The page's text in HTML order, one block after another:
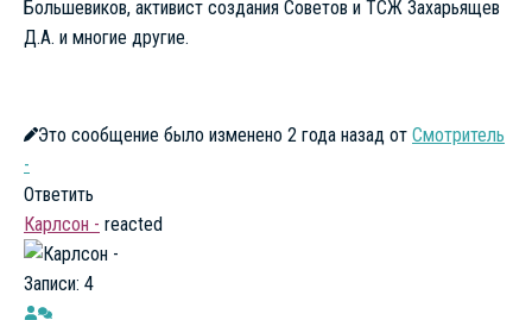
Большевиков, активист создания Советов и ТСЖ Захарьящев
Д.А. и многие другие.
Это сообщение было изменено 2 года назад от Смотритель
-
Ответить
Карлсон - reacted
Записи: 4